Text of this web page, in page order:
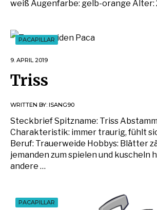
weiß Augenfarbe: gelb-orange Alter:
PACAPILLAR
9. APRIL 2019
Triss
WRITTEN BY: ISANG90
Steckbrief Spitzname: Triss
Charakteristik: immer traurig, fühlt
Beruf: Trauerweide Hobbys: Blätter
jemanden zum spielen und kuscheln
andere …
PACAPILLAR